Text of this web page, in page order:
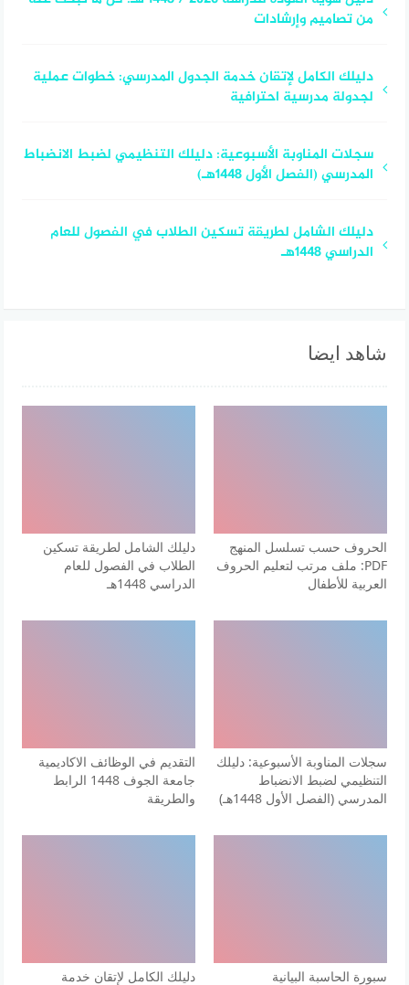
من تصاميم وإرشادات
دليلك الكامل لإتقان خدمة الجدول المدرسي: خطوات عملية
لجدولة مدرسية احترافية
سجلات المناوبة الأسبوعية: دليلك التنظيمي لضبط الانضباط
المدرسي (الفصل الأول 1448هـ)
دليلك الشامل لطريقة تسكين الطلاب في الفصول للعام
الدراسي 1448هـ
شاهد ايضا
الحروف حسب تسلسل المنهج
PDF: ملف مرتب لتعليم الحروف
العربية للأطفال
دليلك الشامل لطريقة تسكين
الطلاب في الفصول للعام
الدراسي 1448هـ
سجلات المناوبة الأسبوعية: دليلك
التنظيمي لضبط الانضباط
المدرسي (الفصل الأول 1448هـ)
التقديم في الوظائف الاكاديمية
جامعة الجوف 1448 الرابط
والطريقة
سبورة الحاسبة البيانية دليلك الكامل لإتقان خدمة